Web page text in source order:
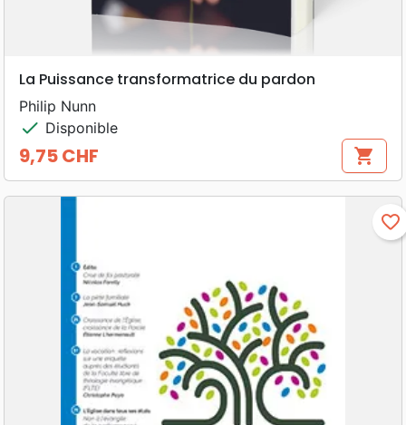
La Puissance transformatrice du pardon
Philip Nunn
check Disponible
Prix
9,75 CHF shopping_cart
favorite_border